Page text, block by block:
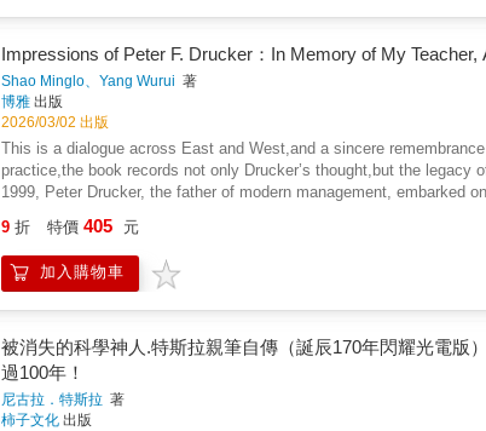
Impressions of Peter F. Drucker：In Memory of My Teacher,
Shao Minglo、Yang Wurui 著
博雅 出版
2026/03/02 出版
This is a dialogue across East and West,and a sincere
practice,the book records not only Drucker’s thought,but the legacy
1999, Peter Drucker, the father of modern management, embarked
followed, the two met regularly in California to discuss
a deep friendship that transcended both culture and age.This book
ideas into practice, but also portrays his sincerity, warmth, and
philosopher and a practitioner.
9 折 特價 405 元
加入購物車
被消失的科學神人.特斯拉親筆自傳（誕辰170年閃耀光電版
過100年！
尼古拉．特斯拉 著
柿子文化 出版